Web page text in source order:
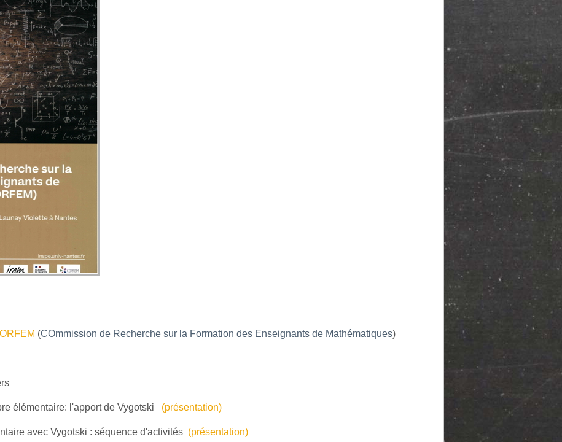
(COmmission de Recherche sur la Formation des Enseignants de Mathématiques)
élémentaire: l'apport de Vygotski (présentation)
avec Vygotski : séquence d'activités (présentation)